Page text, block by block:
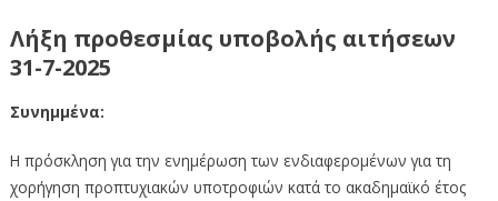
Λήξη προθεσμίας υποβολής αιτήσεων
31-7-2025
Συνημμένα:
Η πρόσκληση για την ενημέρωση των ενδιαφερομένων για τη
χορήγηση προπτυχιακών υποτροφιών κατά το ακαδημαϊκό έτος